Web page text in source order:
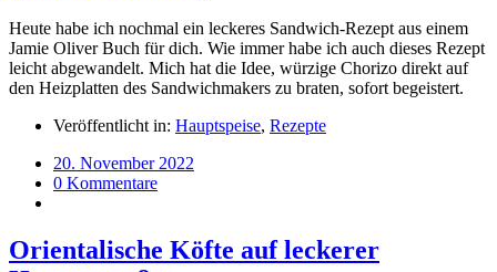
Heute habe ich nochmal ein leckeres Sandwich-Rezept aus einem
Jamie Oliver Buch für dich. Wie immer habe ich auch dieses Rezept
leicht abgewandelt. Mich hat die Idee, würzige Chorizo direkt auf
den Heizplatten des Sandwichmakers zu braten, sofort begeistert.
Veröffentlicht in: Hauptspeise, Rezepte
20. November 2022
0 Kommentare
Orientalische Köfte auf leckerer